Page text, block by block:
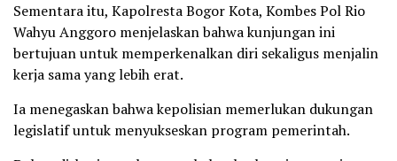
​Sementara itu, Kapolresta Bogor Kota, Kombes Pol Rio
Wahyu Anggoro menjelaskan bahwa kunjungan ini
bertujuan untuk memperkenalkan diri sekaligus menjalin
kerja sama yang lebih erat.
Ia menegaskan bahwa kepolisian memerlukan dukungan
legislatif untuk menyukseskan program pemerintah.